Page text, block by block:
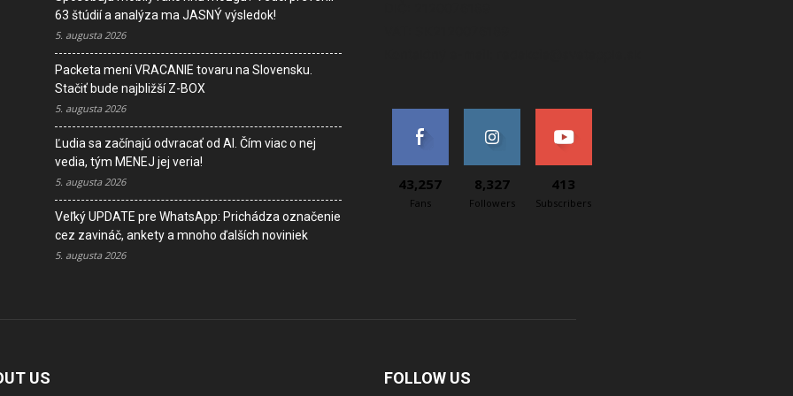
63 štúdií a analýza ma JASNÝ výsledok!
5. augusta 2026
Packeta mení VRACANIE tovaru na Slovensku.
Stačiť bude najbližší Z-BOX
5. augusta 2026
Ľudia sa začínajú odvracať od AI. Čím viac o nej
vedia, tým MENEJ jej veria!
5. augusta 2026
Veľký UPDATE pre WhatsApp: Prichádza označenie
cez zavináč, ankety a mnoho ďalších noviniek
5. augusta 2026
43,257
Fans
8,327
Followers
413
Subscribers
US FOLLOW US